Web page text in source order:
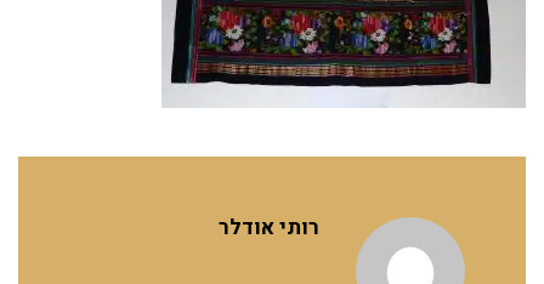
רותי אודלר